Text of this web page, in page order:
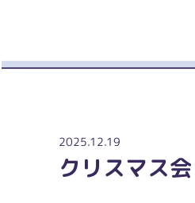
2025.12.19
クリスマス会